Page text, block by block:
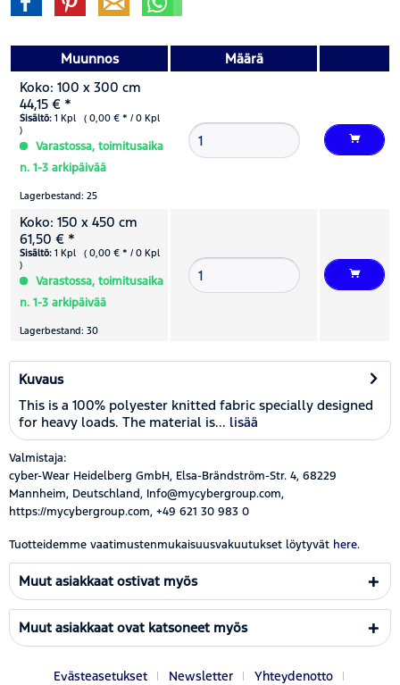
Muunnos
Määrä
Koko: 100 x 300 cm
44,15 € *
Sisältö: 1 Kpl ( 0,00 € * / 0 Kpl
)
Varastossa, toimitusaika
n. 1-3 arkipäivää
Lagerbestand: 25
Koko: 150 x 450 cm
61,50 € *
Sisältö: 1 Kpl ( 0,00 € * / 0 Kpl
)
Varastossa, toimitusaika
n. 1-3 arkipäivää
Lagerbestand: 30
Kuvaus
This is a 100% polyester knitted fabric specially designed
for heavy loads. The material is... lisää
Valmistaja:
cyber-Wear Heidelberg GmbH, Elsa-Brändström-Str. 4, 68229
Mannheim, Deutschland, Info@mycybergroup.com,
https://mycybergroup.com, +49 621 30 983 0
Tuotteidemme vaatimustenmukaisuusvakuutukset löytyvät here.
Muut asiakkaat ostivat myös
Muut asiakkaat ovat katsoneet myös
Evästeasetukset Newsletter
Yhteydenotto